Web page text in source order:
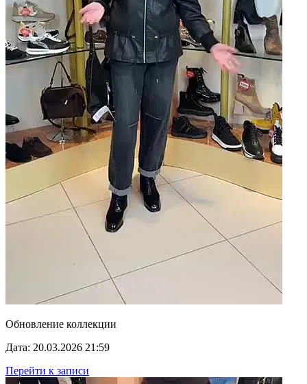
Обновление коллекции
Дата: 20.03.2026 21:59
Перейти к записи